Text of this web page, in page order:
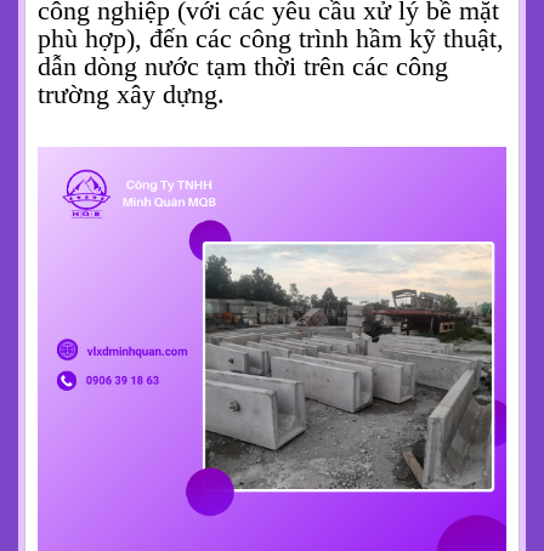
thải.
Thi Công Nhanh Chóng, Tiết Kiệm:
đặtcống chữ utrở nên vô cùng nhanh
chóng và dễ dàng. Các đoạn cống được
ghép nối với nhau một cách chính xác,
giúp rút ngắn đáng kể thời gian thi công,
từ đó tiết kiệm nhân công và chi phí quản
Tính Ứng Dụng Cao:
Sản phẩm linh hoạt trong nhiều hạng mục:
từ hệ thống thoát nước mưa, dẫn nước thải
công nghiệp (với các yêu cầu xử lý bề mặt
phù hợp), đến các công trình hầm kỹ thuật,
dẫn dòng nước tạm thời trên các công